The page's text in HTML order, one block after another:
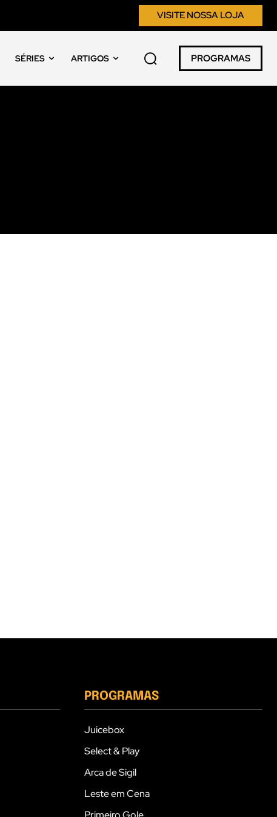
VISITE NOSSA LOJA
SÉRIES ARTIGOS PROGRAMAS
PROGRAMAS
Juicebox
Select & Play
Arca de Sigil
Leste em Cena